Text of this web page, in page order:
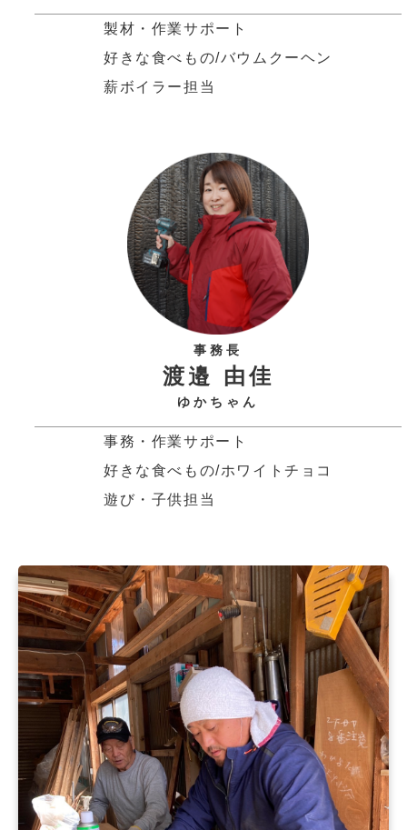
製材・作業サポート
好きな食べもの/バウムクーヘン
薪ボイラー担当
事務長
渡邉 由佳
ゆかちゃん
事務・作業サポート
好きな食べもの/ホワイトチョコ
遊び・子供担当